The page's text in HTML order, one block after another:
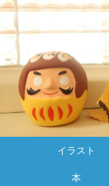
イラスト
本